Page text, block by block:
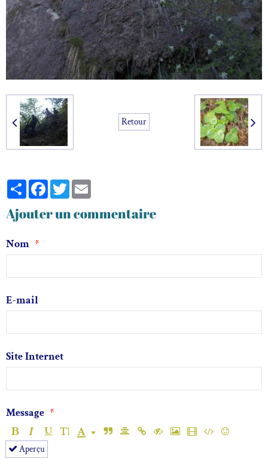
Retour
PartagerFacebook
Twitter
Ajouter un commentaire
Nom
E-mail
Site Internet
Message
Aperçu